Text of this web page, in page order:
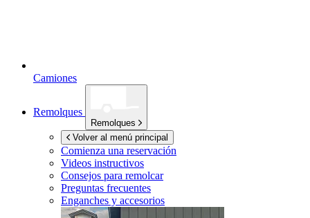
Camiones
Remolques
Remolques
Volver al menú principal
Comienza una reservación
Videos instructivos
Consejos para remolcar
Preguntas frecuentes
Enganches y accesorios